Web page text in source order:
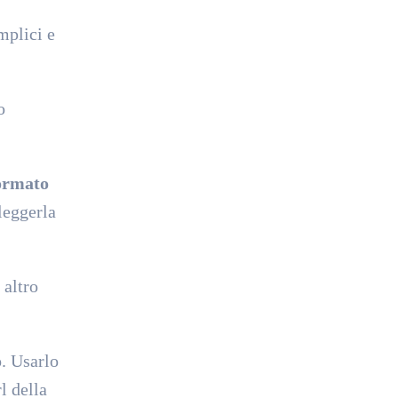
e
altro
Usarlo
della